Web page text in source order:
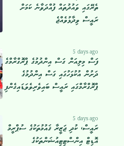
ތެރޭގައި ވައުދުތައް ފުއްދަވާނެ ކަމަށް
ރައީސް ވިދާޅުވެއްޖެ
5 days ago
ފަސް މިލިއަން ގަސް އިންދުމުގެ ޕްރޮގްރާމްގެ
ދަށުން އުކުޅަހުގައި ގަސް އިންދުމުގެ
ޕްރޮގްރާމްގައި ރައީސް ބައިވެރިވެވަޑައިގެންފި
5 days ago
ރައީސް، ކުދި ޖަޒީރާ ޤައުމުތަކުގެ ސުޕްރީމް
އޮޑިޓް އިންސްޓިޓިއުޝަންތަކުގެ